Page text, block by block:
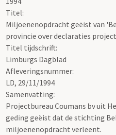
Titel:
Miljoenenopdracht geëist van
provincie over declaraties
Titel tijdschrift:
Limburgs Dagblad
Afleveringsnummer:
LD, 29/11/1994
Samenvatting:
Projectbureau Coumans bv uit
geding geëist dat de stichting
miljoenenopdracht verleent.